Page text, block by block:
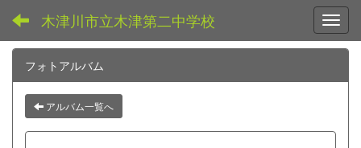
木津川市立木津第二中学校
フォトアルバム
アルバム一覧へ